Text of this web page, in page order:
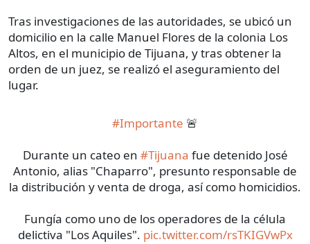
Tras investigaciones de las autoridades, se ubicó un
domicilio en la calle Manuel Flores de la colonia Los
Altos, en el municipio de Tijuana, y tras obtener la
orden de un juez, se realizó el aseguramiento del
lugar.
#Importante 🚨
Durante un cateo en #Tijuana fue detenido José
Antonio, alias "Chaparro", presunto responsable de
la distribución y venta de droga, así como homicidios.
Fungía como uno de los operadores de la célula
delictiva "Los Aquiles". pic.twitter.com/rsTKIGVwPx